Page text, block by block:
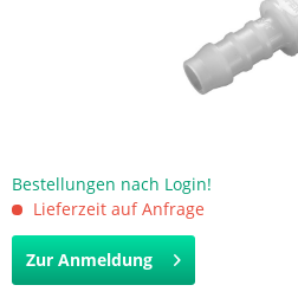
Bestellungen nach Login!
Lieferzeit auf Anfrage
Zur Anmeldung